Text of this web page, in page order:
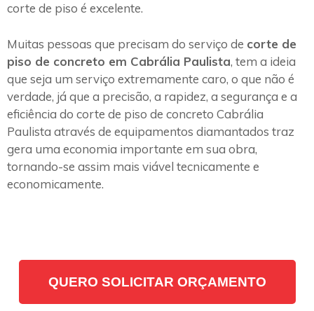
corte de piso é excelente.
Muitas pessoas que precisam do serviço de corte de
piso de concreto em Cabrália Paulista, tem a ideia
que seja um serviço extremamente caro, o que não é
verdade, já que a precisão, a rapidez, a segurança e a
eficiência do corte de piso de concreto Cabrália
Paulista através de equipamentos diamantados traz
gera uma economia importante em sua obra,
tornando-se assim mais viável tecnicamente e
economicamente.
QUERO SOLICITAR ORÇAMENTO